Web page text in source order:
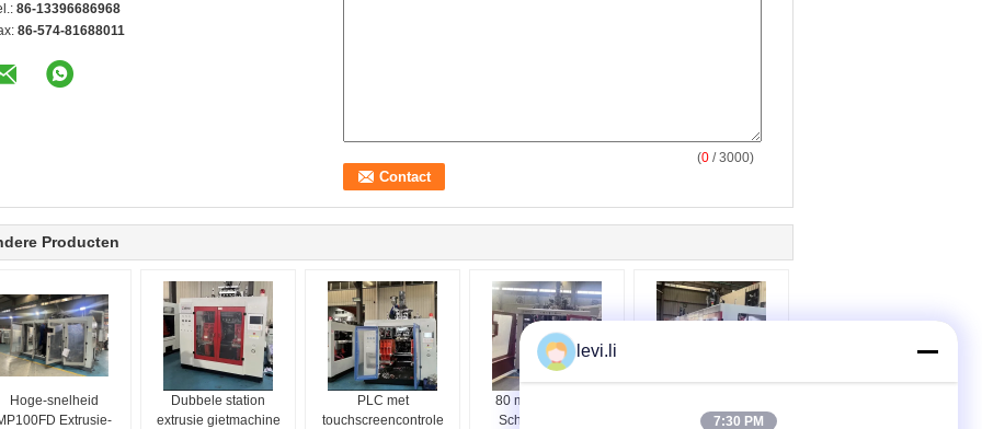
86-13396686968
86-574-81688011
(0 / 3000)
Producten
Hoge-snelheid
Extrusie-
Dubbele station
extrusie gietmachine
PLC met
touchscreencontrole
80 mm Hogedruk
Schroef Extrusie
met 220 tot 620
levi.li
7:30 PM